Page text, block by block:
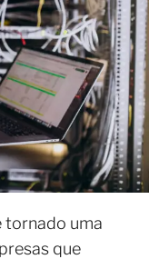
tornado uma
que